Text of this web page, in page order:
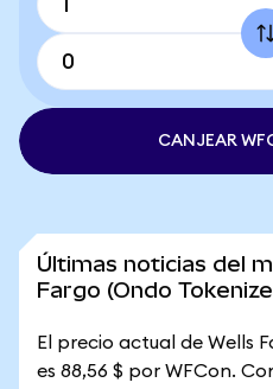
CANJEAR
Últimas noticias del
Fargo (Ondo
El precio actual de Wells
es 88,56 $ por WFCon.